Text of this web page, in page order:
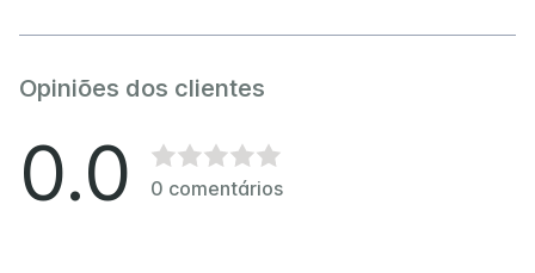
Opiniões dos clientes
0.0 0 comentários